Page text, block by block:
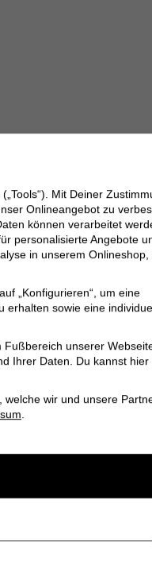
in
Mit Deiner
Onlineangebot zu
können verarbeitet
personalisierte Angebote
in unserem Onlineshop,
„Konfigurieren“, um eine
erhalten sowie eine
unserer
Ihrer Daten. Du kannst hier
welche wir und unsere